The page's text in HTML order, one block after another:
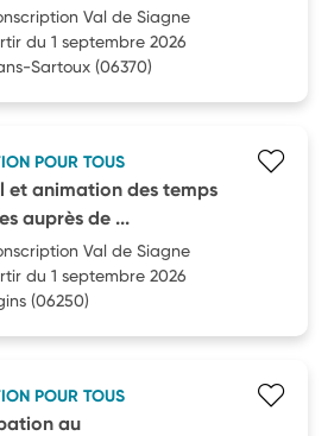
Val de Siagne
du 1 septembre 2026
Sartoux (06370)
POUR TOUS
et animation des temps
auprès de ...
Val de Siagne
du 1 septembre 2026
(06250)
POUR TOUS
au